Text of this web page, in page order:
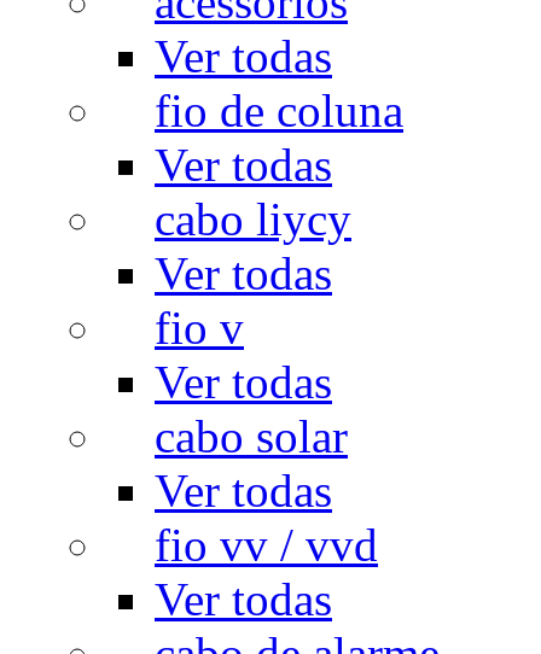
Ver todas
fio de coluna
Ver todas
cabo liycy
Ver todas
fio v
Ver todas
cabo solar
Ver todas
fio vv / vvd
Ver todas